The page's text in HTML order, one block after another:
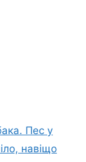
Пес у
навіщо